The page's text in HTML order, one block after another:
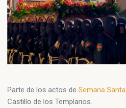
Parte de los actos de Semana Santa
Castillo de los Templarios.